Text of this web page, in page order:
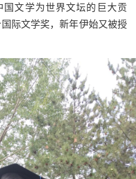
国文学为世界文坛的巨大贡
际文学奖，新年伊始又被授